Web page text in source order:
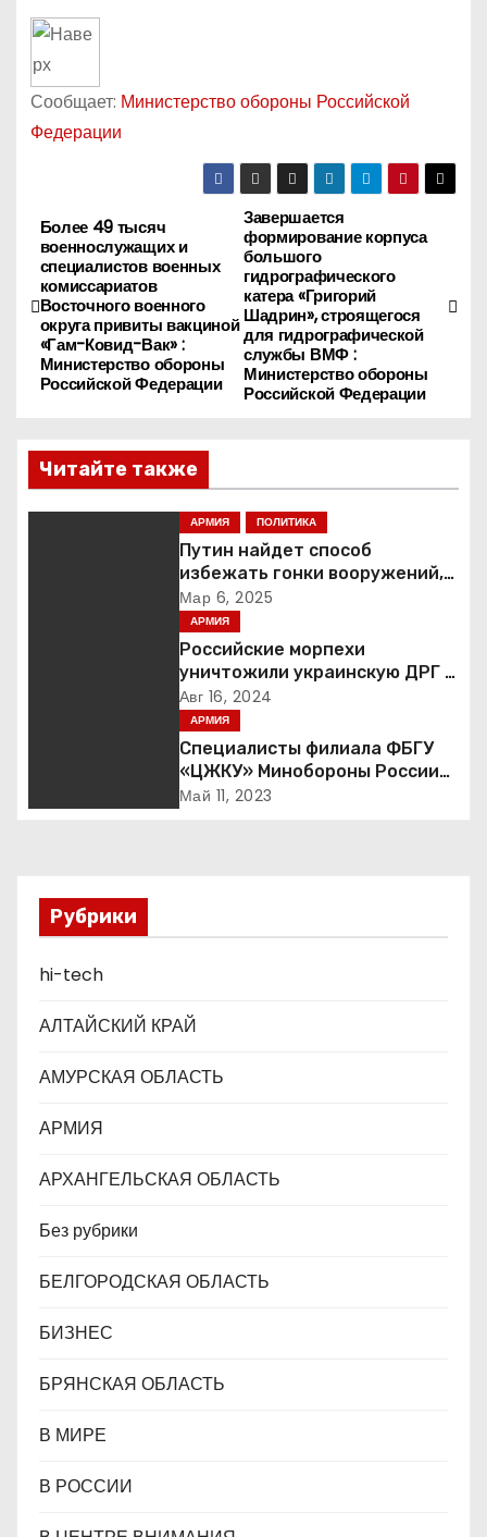
Сообщает: Министерство обороны Российской
Федерации
Н
а
в
и
а
ц
я
Завершается
формирование корпуса
большого
гидрографического
катера «Григорий
Шадрин», строящегося
для гидрографической
службы ВМФ :
Министерство обороны
Российской Федерации
Более 49 тысяч
военнослужащих и
специалистов военных
комиссариатов
Восточного военного
округа привиты вакциной
«Гам-Ковид-Вак» :
Министерство обороны
Российской Федерации
Читайте также
АРМИЯ ПОЛИТИКА
Путин найдет способ
избежать гонки вооружений,
заявил пресс-секретарь
Мар 6, 2025
АРМИЯ
Российские морпехи
уничтожили украинскую ДРГ в
Курской области
Авг 16, 2024
АРМИЯ
Специалисты филиала ФБГУ
«ЦЖКУ» Минобороны России
по ЦВО переведены в режим
Май 11, 2023
Рубрики
hi-tech
АЛТАЙСКИЙ КРАЙ
АМУРСКАЯ ОБЛАСТЬ
АРМИЯ
АРХАНГЕЛЬСКАЯ ОБЛАСТЬ
Без рубрики
БЕЛГОРОДСКАЯ ОБЛАСТЬ
БИЗНЕС
БРЯНСКАЯ ОБЛАСТЬ
В МИРЕ
В РОССИИ